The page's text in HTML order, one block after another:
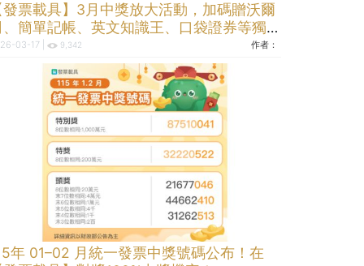
發票載具】3月中獎放大活動，加碼贈沃爾
、簡單記帳、英文知識王、口袋證券等獨家
禮03-17 | 9,342 作者：
年 01–02 月統一發票中獎號碼公布！在